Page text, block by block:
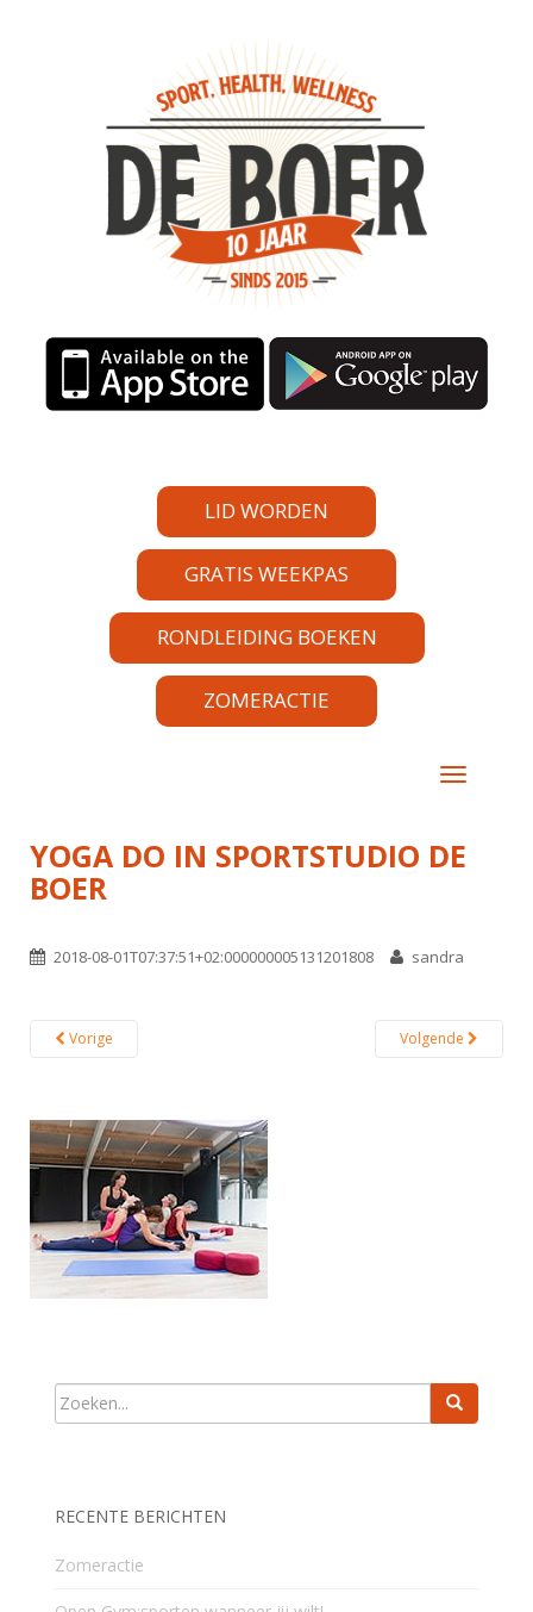
LID WORDEN
GRATIS WEEKPAS
RONDLEIDING BOEKEN
ZOMERACTIE
TOGGLE
YOGA DO IN SPORTSTUDIO DE
BOER
2018-08-01T07:37:51+02:000000005131201808 sandra
Vorige Volgende
RECENTE BERICHTEN
Zomeractie